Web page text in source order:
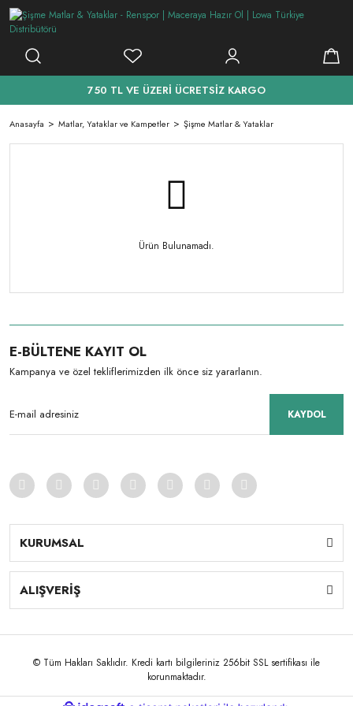
750 TL VE ÜZERİ ÜCRETSİZ KARGO
Anasayfa Matlar, Yataklar ve Kampetler Şişme Matlar & Yataklar
Ürün Bulunamadı.
E-BÜLTENE KAYIT OL
Kampanya ve özel tekliflerimizden ilk önce siz yararlanın.
KAYDOL
KURUMSAL
ALIŞVERİŞ
© Tüm Hakları Saklıdır. Kredi kartı bilgileriniz 256bit SSL sertifikası ile
korunmaktadır.